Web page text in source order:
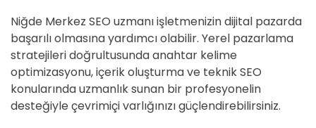
Niğde Merkez SEO uzmanı işletmenizin dijital pazarda
başarılı olmasına yardımcı olabilir. Yerel pazarlama
stratejileri doğrultusunda anahtar kelime
optimizasyonu, içerik oluşturma ve teknik SEO
konularında uzmanlık sunan bir profesyonelin
desteğiyle çevrimiçi varlığınızı güçlendirebilirsiniz.